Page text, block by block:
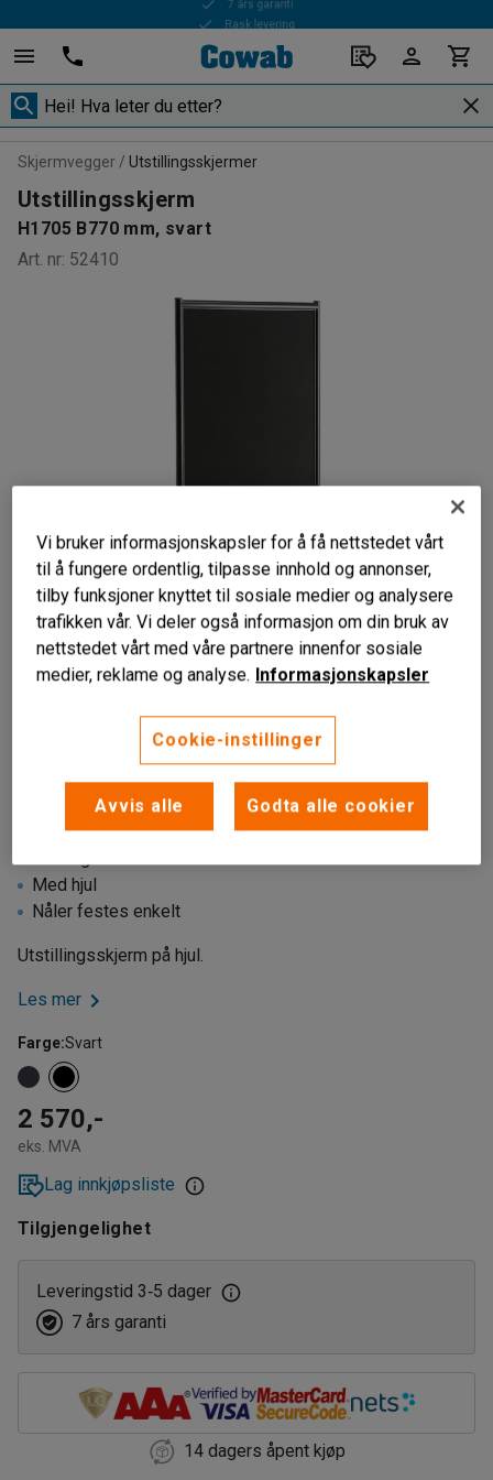
Rask levering
Skjermvegger Utstillingsskjermer
Utstillingsskjerm
H1705 B770 mm, svart
Art. nr: 52410
Med hjul
Nåler festes enkelt
Utstillingsskjerm på hjul.
Les mer
Farge:Svart
2 570,-
eks. MVA
Lag innkjøpsliste
Tilgjengelighet
Leveringstid 3‑5 dager
7 års garanti
14 dagers åpent kjøp
Vi bruker informasjonskapsler for å få nettstedet vårt
til å fungere ordentlig, tilpasse innhold og annonser,
tilby funksjoner knyttet til sosiale medier og analysere
trafikken vår. Vi deler også informasjon om din bruk av
nettstedet vårt med våre partnere innenfor sosiale
medier, reklame og analyse. Informasjonskapsler
Cookie-instillinger
Avvis alle Godta alle cookier